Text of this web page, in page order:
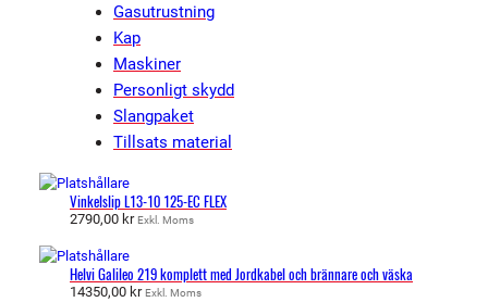
Gasutrustning
Kap
Maskiner
Personligt skydd
Slangpaket
Tillsats material
Vinkelslip L13-10 125-EC FLEX
2790,00 kr Exkl. Moms
Helvi Galileo 219 komplett med Jordkabel och brännare och väska
14350,00 kr Exkl. Moms